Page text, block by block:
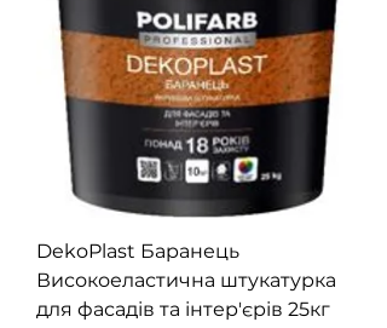
DekoPlast Баранець
Високоеластична штукатурка
для фасадів та інтер'єрів 25кг